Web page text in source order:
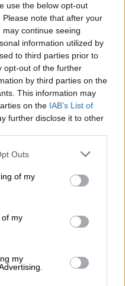
use the below opt-out
note that after your
continue seeing
information utilized by
to third parties prior to
opt-out of the further
by third parties on the
This information may
on the IAB’s List of
further disclose it to other
one or more Google
You may click to
its third-party tags to
in below Google
Outs
of my
of my
my
του Μπετόβεν,
στη Βιέννη, ο
η τελευταία
, καθώς πίστευε
αυστριακή πόλη
Ιταλούς
αυτό οι φίλοι
τον παρότρυναν να
που αποδέχτηκε.